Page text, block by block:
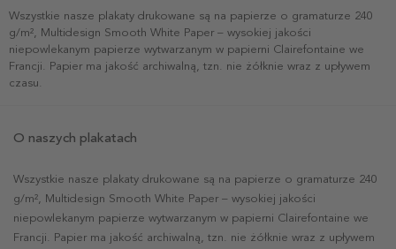
Wszystkie nasze plakaty drukowane są na papierze o gramaturze 240
g/m², Multidesign Smooth White Paper – wysokiej jakości
niepowlekanym papierze wytwarzanym w papierni Clairefontaine we
Francji. Papier ma jakość archiwalną, tzn. nie żółknie wraz z upływem
czasu.
O naszych plakatach
Wszystkie nasze plakaty drukowane są na papierze o gramaturze 240
g/m², Multidesign Smooth White Paper – wysokiej jakości
niepowlekanym papierze wytwarzanym w papierni Clairefontaine we
Francji. Papier ma jakość archiwalną, tzn. nie żółknie wraz z upływem